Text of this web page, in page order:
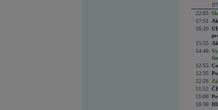
22:05
17:51
16:20
15:35
14:46
12:55
12:35
12:26
11:52
11:00
10:30